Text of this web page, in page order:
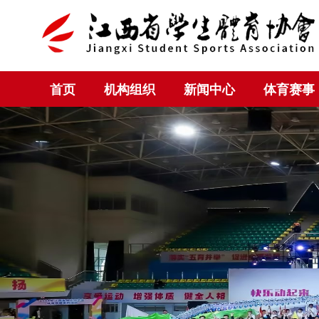
首页 机构组织 新闻中心 体育赛事